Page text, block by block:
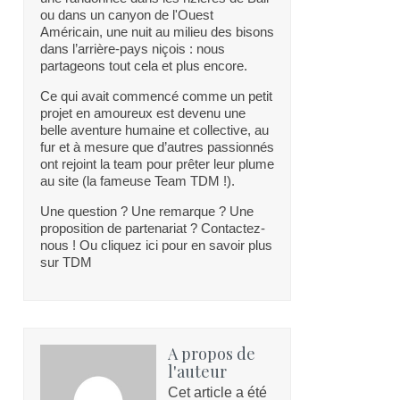
ou dans un canyon de l'Ouest
Américain, une nuit au milieu des bisons
dans l’arrière-pays niçois : nous
partageons tout cela et plus encore.
Ce qui avait commencé comme un petit
projet en amoureux est devenu une
belle aventure humaine et collective, au
fur et à mesure que d’autres passionnés
ont rejoint la team pour prêter leur plume
au site (la fameuse Team TDM !).
Une question ? Une remarque ? Une
proposition de partenariat ? Contactez-
nous ! Ou cliquez ici pour en savoir plus
sur TDM
A propos de
l'auteur
Cet article a été